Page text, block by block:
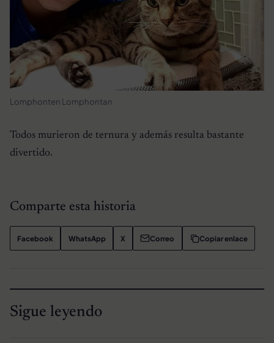
Lomphonten Lomphontan
Todos murieron de ternura y además resulta bastante
divertido.
Comparte esta historia
Facebook WhatsApp X Correo Copiar enlace
Sigue leyendo